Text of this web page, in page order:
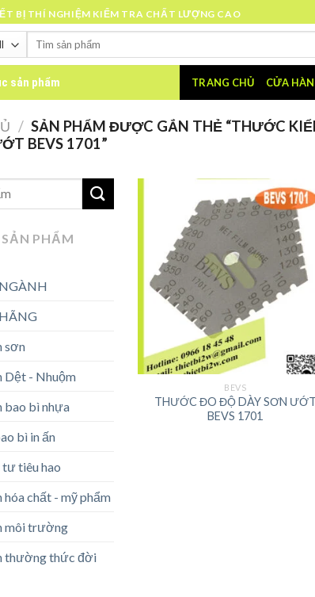
BỊ THÍ NGHIỆM KIỂM TRA CHẤT LƯỢNG CAO
Tìm
sản phẩm TRANG CHỦ CỬA
/ SẢN PHẨM ĐƯỢC GẮN THẺ “THƯỚC
BEVS 1701”
PHẨM
sơn
Dệt - Nhuộm
bao bì nhựa
bì in ấn
tiêu hao
hóa chất - mỹ phẩm
môi trường
thường thức đời
BEVS
THƯỚC ĐO ĐỘ DÀY SƠN ƯỚT
BEVS 1701